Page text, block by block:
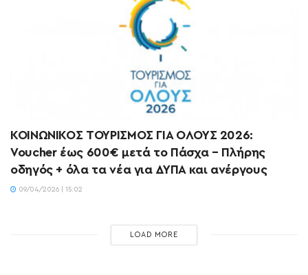
ΚΟΙΝΩΝΙΚΟΣ ΤΟΥΡΙΣΜΟΣ ΓΙΑ ΟΛΟΥΣ 2026:
Voucher έως 600€ μετά το Πάσχα – Πλήρης
οδηγός + όλα τα νέα για ΔΥΠΑ και ανέργους
09/04/2026 | 15:02
LOAD MORE